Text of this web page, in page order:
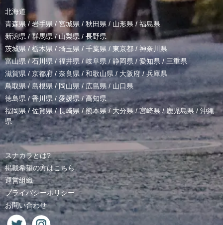
北海道
青森県 / 岩手県/ 宮城県 / 秋田県 / 山形県/ 福島県
新潟県 /群馬県/山梨県 / 長野県
茨城県 / 栃木県 / 埼玉県 / 千葉県 / 東京都 / 神奈川県
富山県 /石川県/福井県/岐阜県 / 静岡県 / 愛知県 / 三重県
滋賀県 / 京都府 / 奈良県 / 和歌山県/ 大阪府 /兵庫県
鳥取県/ 島根県 /岡山県/ 広島県 / 山口県
徳島県 /香川県 / 愛媛県/高知県
福岡県/佐賀県/長崎県 /熊本県/ 大分県/宮崎県 /鹿児島県 / 沖縄
県
スナカラとは?
掲載希望の方はこちら
運営組織
プライバシーポリシー
お問い合わせ